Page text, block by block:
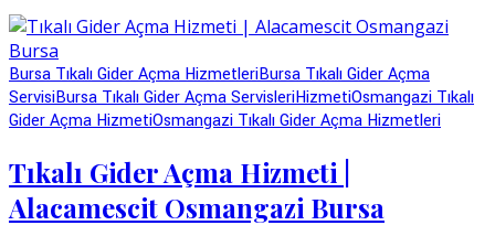
Bursa Tıkalı Gider Açma HizmetleriBursa Tıkalı Gider Açma
ServisiBursa Tıkalı Gider Açma ServisleriHizmetiOsmangazi Tıkalı
Gider Açma HizmetiOsmangazi Tıkalı Gider Açma Hizmetleri
Tıkalı Gider Açma Hizmeti |
Alacamescit Osmangazi Bursa